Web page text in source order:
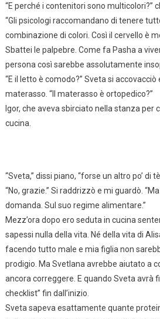
“E perché i contenitori sono multicolori?”
“Gli psicologi raccomandano di tenere
combinazione di colori. Così il cervello è
Sbattei le palpebre. Come fa Pasha a
persona così sarebbe assolutamente
“E il letto è comodo?” Sveta si accovacciò
materasso. “Il materasso è ortopedico?”
Igor, che aveva sbirciato nella stanza per
cucina.
“Sveta,” dissi piano, “forse un altro po’ di
“No, grazie.” Si raddrizzò e mi guardò.
domanda. Sul suo regime alimentare.”
Mezz’ora dopo ero seduta in cucina
sapessi nulla della vita. Né della vita di
facendo tutto male e mia figlia non
prodigio. Ma Svetlana avrebbe aiutato a
ancora correggere. E quando Sveta avrà
checklist” fin dall’inizio.
Sveta sapeva esattamente quante